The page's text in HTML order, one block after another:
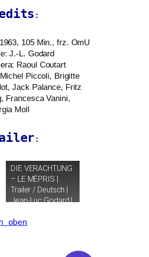
:
105 Min., frz. OmU
J.-L. Godard
Raoul Coutart
Piccoli, Brigitte
Jack Palance, Fritz
Francesca Vanini,
Moll
:
DIE VERACHTUNG
– LE MÉPRIS |
Trailer / Deutsch |
Jean-Luc Godard |
oben